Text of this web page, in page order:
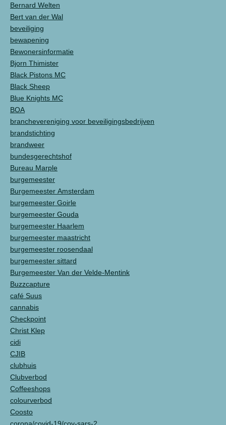
Bernard Welten
Bert van der Wal
beveiliging
bewapening
Bewonersinformatie
Bjorn Thimister
Black Pistons MC
Black Sheep
Blue Knights MC
BOA
branchevereniging voor beveiligingsbedrijven
brandstichting
brandweer
bundesgerechtshof
Bureau Marple
burgemeester
Burgemeester Amsterdam
burgemeester Goirle
burgemeester Gouda
burgemeester Haarlem
burgemeester maastricht
burgemeester roosendaal
burgemeester sittard
Burgemeester Van der Velde-Mentink
Buzzcapture
café Suus
cannabis
Checkpoint
Christ Klep
cidi
CJIB
clubhuis
Clubverbod
Coffeeshops
colourverbod
Coosto
corona/covid-19/cov-sars-2